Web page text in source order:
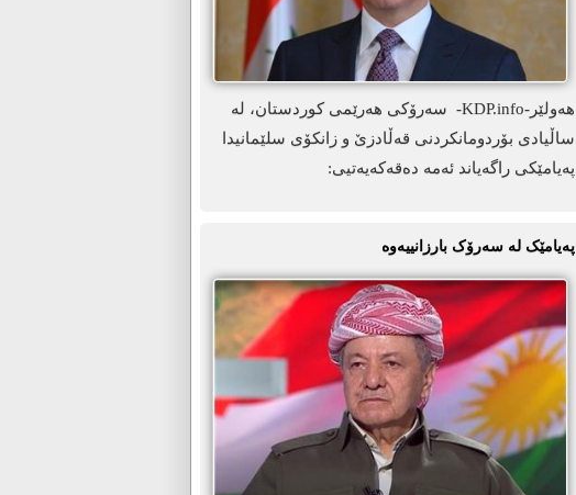
ھەولێر-KDP.info- سەرۆکی ھەرێمی کوردستان، لە
ساڵیادی بۆردومانکردنی قەڵادزێ و زانکۆی سلێمانیدا
پەیامێکی راگەیاند ئەمە دەقەکەیەتیی:
پەیامێک لە سەرۆک بارزانییەوە